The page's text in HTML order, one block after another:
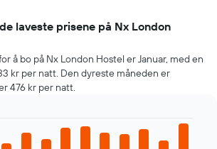
laveste prisene på Nx London
å bo på Nx London Hostel er Januar, med en
kr per natt. Den dyreste måneden er
476 kr per natt.